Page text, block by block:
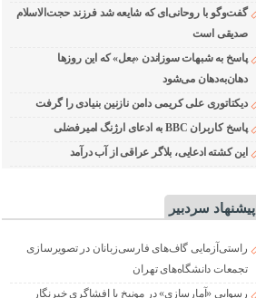
گفت‌وگو با روحانی‌ای که شایعه شد فرزند حجت‌الاسلام
صدیقی است
پاسخ به شبهات سوزاندن «بعل» که این روزها
دهان‌به‌دهان می‌شود
دیکتاتوری علی کریمی دامن نازنین بنیادی را گرفت
پاسخ کاربران BBC به ادعای ارژنگ امیرفضلی
این کشته ادعایی، بلاگر عراقی از آب درآمد
پیشنهاد سردبیر
راستی‌آزمایی گاف‌های فارسی‌زبانان در تصویرسازی
تجمعات دانشگاه‌های تهران
رسوایی «آمارسازی» در مونیخ با افشاگری خبرنگار